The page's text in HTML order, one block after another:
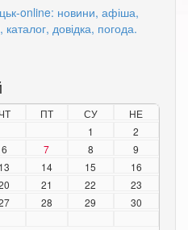
online: новини, афіша,
довідка, погода.
ЧТ ПТ СУ
НЕ
1
2
6 7 8
9
13 14 15
16
21 22
23
28 29
30